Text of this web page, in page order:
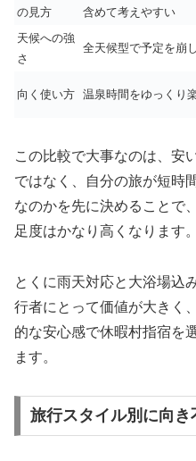
の見方
含めて考えやすい
天候への強
さ
全天候型で予定を崩
向く使い方 温泉時間をゆっくり
この比較で大事なのは、安
ではなく、自分の旅が短時
なのかを先に決めることで
足度はかなり高くなります。
とくに雨天対応と大浴場込
行者にとって価値が大きく
的な安心感で休暇村指宿を
ます。
旅行スタイル別に向き